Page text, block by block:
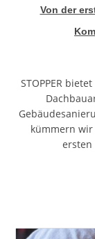
Von der
STOPPER
kümmern
ersten